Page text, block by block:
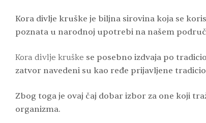
Kora divlje kruške je biljna sirovina koja se
poznata u narodnoj upotrebi na našem
Kora divlje kruške se posebno izdvaja po
zatvor navedeni su kao ređe prijavljene
Zbog toga je ovaj čaj dobar izbor za one koji
organizma.